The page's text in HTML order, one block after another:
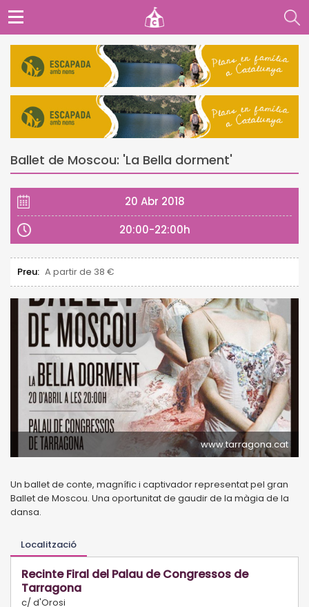
Ballet de Moscou: 'La Bella dorment'
20 Abr 2018
20:00-22:00h
Preu: A partir de 38 €
www.tarragona.cat
Un ballet de conte, magnífic i captivador representat pel gran
Ballet de Moscou. Una oportunitat de gaudir de la màgia de la
dansa.
Localització
Recinte Firal del Palau de Congressos de
Tarragona
c/ d'Orosi